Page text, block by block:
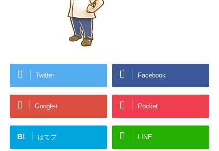
Twitter Facebook
Google+ Pocket
B! はてブ LINE